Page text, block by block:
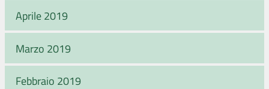
Aprile 2019
Marzo 2019
Febbraio 2019